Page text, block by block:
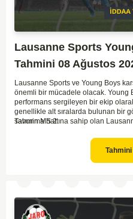
Lausanne Sports
Tahmini 08 Ağustos
Lausanne Sports ve Young Boys
önemli bir mücadele olacak. Young
performans sergileyen bir ekip
genellikle alt sıralarda bulunan bir
savunma hattına sahip olan
Maçın sonucunda Young Boys'un
Tahmin MS 2